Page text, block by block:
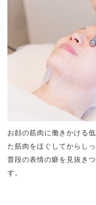
お顔の筋肉に働きかける
た筋肉をほぐしてからし
普段の表情の癖を見抜き
す。